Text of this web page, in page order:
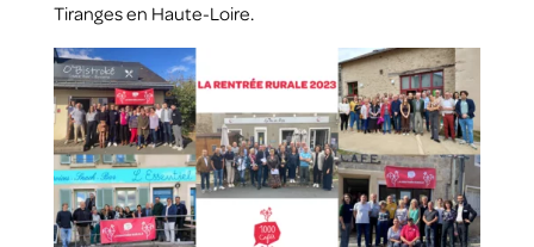
Tiranges en Haute-Loire.